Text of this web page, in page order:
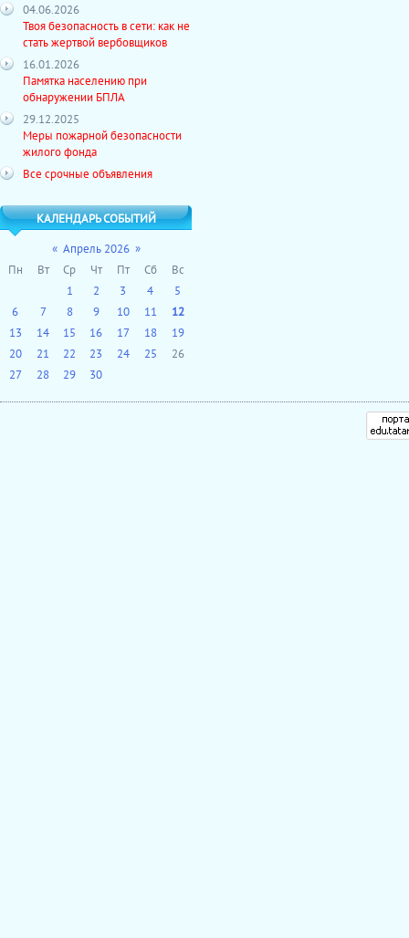
04.06.2026
Твоя безопасность в сети: как не
стать жертвой вербовщиков
16.01.2026
Памятка населению при
обнаружении БПЛА
29.12.2025
Меры пожарной безопасности
жилого фонда
Все срочные объявления
КАЛЕНДАРЬ СОБЫТИЙ
« Апрель 2026 »
Пн
Вт Ср Чт Пт Сб
Вс
1
2 3 4
5
6
7 8 9 10 11
12
13
14 15 16 17 18
19
20
21 22 23 24 25
26
27
28 29 30